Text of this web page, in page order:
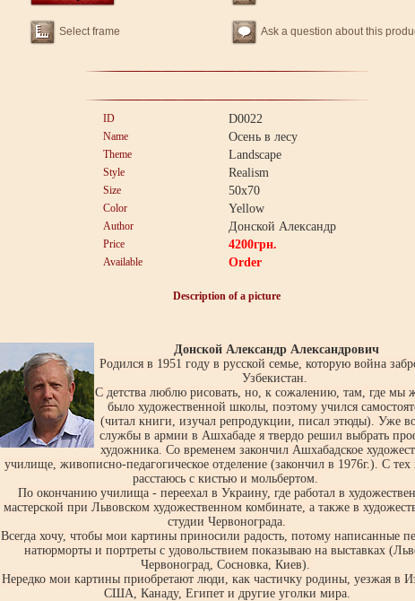
Select frame Ask a question about this
ID D0022
Name Осень в лесу
Theme Landscape
Style Realism
Size 50x70
Color Yellow
Author Донской Александр
Price 4200грн.
Available Order
Description of a picture
Донской Александр Александрович
Родился в 1951 году в русской семье, которую война
Узбекистан.
С детства люблю рисовать, но, к сожалению, там, где мы
было художественной школы, поэтому учился
(читал книги, изучал репродукции, писал этюды). Уже
службы в армии в Ашхабаде я твердо решил выбрать
художника. Со временем закончил Ашхабадское
училище, живописно-педагогическое отделение (закончил в 1976г.). С тех
расстаюсь с кистью и мольбертом.
По окончанию училища - переехал в Украину, где работал в
мастерской при Львовском художественном комбинате, а также в
студии Червонограда.
Всегда хочу, чтобы мои картины приносили радость, потому написанные
натюрморты и портреты с удовольствием показываю на выставках
Червоноград, Сосновка, Киев).
Нередко мои картины приобретают люди, как частичку родины, уезжая в
США, Канаду, Египет и другие уголки мира.